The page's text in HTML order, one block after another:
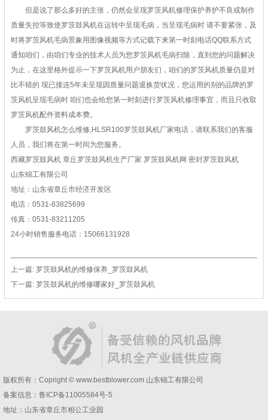
但是说了那么多好的主张，仍然会呈现罗茨风机修理保护养护不良或制作
质量失控等致使罗茨鼓风机在运转中呈现毛病，当呈现毛病时 请不要紧张，及
时将罗茨风机毛病景象用图像视频等方式记载下来第一时刻电话QQ联系方式
通知咱们，由咱们专业的技术人员为您罗茨风机毛病扫除，直到您的问题解决
为止，在这里格外提示一下罗茨风机用户朋友们，咱们的罗茨风机质量仍是对
比不错的 现已接连5年未呈现因质量问题退换货状况，您运用的别的品牌的罗
茨风机呈现毛病时 咱们也会给您第一时刻进行罗茨风机修理事宜，而且只收取
罗茨风机配件资料成本费。
罗茨鼓风机怎么维修,HLSR100罗茨鼓风机厂家电话，请联系我们的客服
人员，我们将在第一时间为您服务。
西藏罗茨鼓风机 章丘罗茨鼓风机生产厂家 罗茨鼓风机网 密封罗茨鼓风机
山东锦工有限公司
地址：山东省章丘市经济开发区
电话：0531-83825699
传真：0531-83211205
24小时销售服务电话：15066131928
上一篇: 罗茨鼓风机的维修保养_罗茨鼓风机
下一篇: 罗茨鼓风机的维修哪家好_罗茨鼓风机
版权所有：Copright © www.bestblower.com 山东锦工有限公司
备案信息： 鲁ICP备11005584号-5
地址：山东省章丘市相公工业园